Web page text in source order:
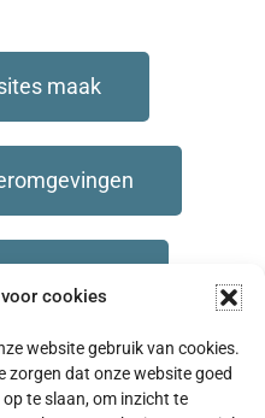
cookies
website gebruik van cookies.
zorgen dat onze website goed
te slaan, om inzicht te
maak
met me op